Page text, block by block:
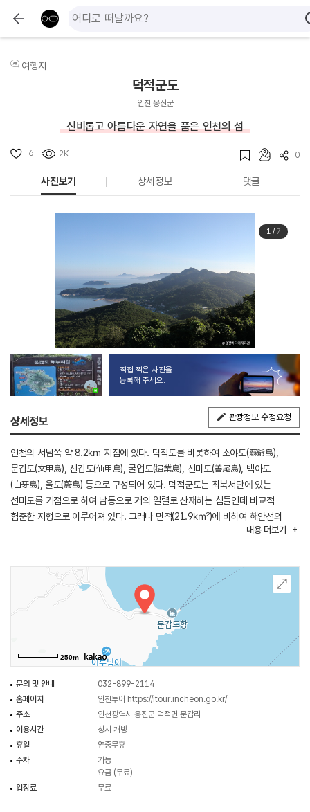
여행지
덕적군도
인천 옹진군
신비롭고 아름다운 자연을 품은 인천의 섬
6 2K 0
사진보기 상세정보 댓글
1/ 7
직접 찍은 사진을
등록해 주세요.
상세정보 관광정보 수정요청
인천의 서남쪽 약 8.2㎞ 지점에 있다. 덕적도를 비롯하여 소야도(蘇爺島),
문갑도(文甲島), 선갑도(仙甲島), 굴업도(掘業島), 선미도(善尾島), 백아도
(白牙島), 울도(蔚島) 등으로 구성되어 있다. 덕적군도는 최북서단에 있는
선미도를 기점으로 하여 남동으로 거의 일렬로 산재하는 섬들인데 비교적
험준한 지형으로 이루어져 있다. 그러나 면적(21.9㎢)에 비하여 해안선의
굴곡이 심하고, 곳곳에 소만입이 발달, 소형 선박의 출입이 가능하다. 연안에는
하나 해양의 영향이 크지 않아, 기온의 연교차가 비교적 큰 대륙성기후의 특징이
나타난다. 특히, 겨울철에는 북서계절풍이 강하고 눈이 많이 내리며, 같은
위도의 동해안에 비하면 연평균기온이 2∼3℃ 정도 낮은 편이다.
내용 더보기
250m
문의 및 안내
032-899-2114
홈페이지
인천투어 https://itour.incheon.go.kr/
주소
인천광역시 옹진군 덕적면 문갑리
이용시간
상시 개방
휴일
연중무휴
주차
가능
요금 (무료)
입장료
무료